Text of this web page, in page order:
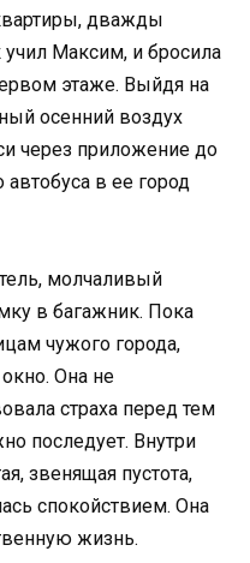
дважды
Максим, и бросила
этаже. Выйдя на
осенний воздух
через приложение до
в ее город
молчаливый
в багажник. Пока
чужого города,
Она не
страха перед тем
последует. Внутри
звенящая пустота,
спокойствием. Она
жизнь.